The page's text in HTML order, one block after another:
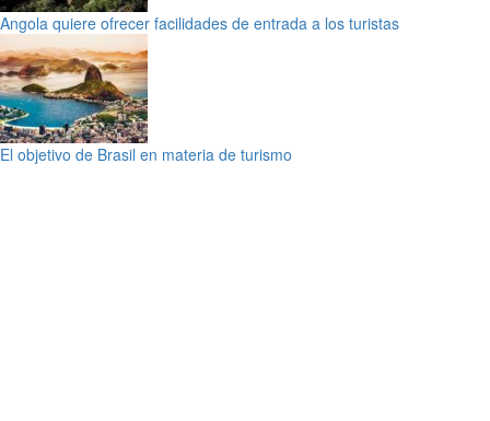
Angola quiere ofrecer facilidades de entrada a los turistas
El objetivo de Brasil en materia de turismo